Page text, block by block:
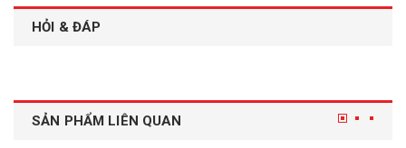
HỎI & ĐÁP
SẢN PHẨM LIÊN QUAN